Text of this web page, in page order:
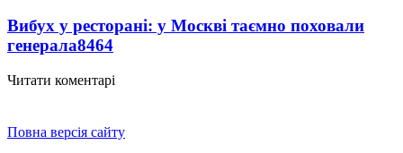
Вибух у ресторані: у Москві таємно поховали
генерала8464
Читати коментарі
Повна версія сайту